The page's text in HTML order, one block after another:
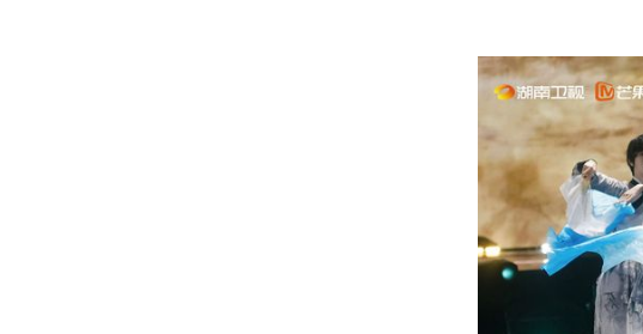
重构：生态共建，构建 1+1>2 战略闭环
“无忧之夜2025”作为双方生态共建的首个系统性成果
力与内容软实力深度融合后形成的新型价值载体。
盛典现场，周大生特别定制节目以与国家宝藏联名的
沉浸式表演，于方寸舞台间再现《千里江山图》的壮阔气
一场新中式时尚盛宴，谱写东方美学的时尚篇章。